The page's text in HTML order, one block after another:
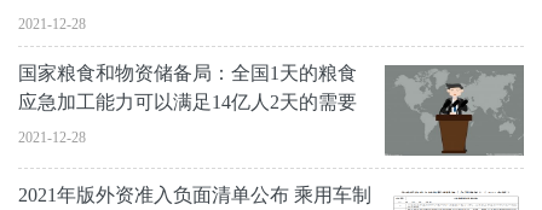
2021-12-28
国家粮食和物资储备局：全国1天的粮食
应急加工能力可以满足14亿人2天的需要
2021-12-28
2021年版外资准入负面清单公布 乘用车制